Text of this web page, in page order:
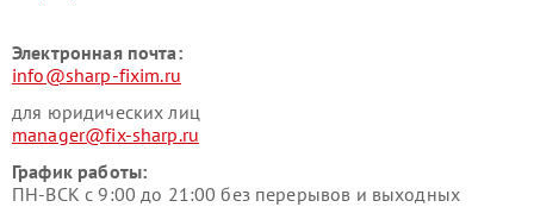
Электронная почта:
info@sharp-fixim.ru
для юридических лиц
manager@fix-sharp.ru
График работы:
ПН-ВСК с 9:00 до 21:00 без перерывов и выходных